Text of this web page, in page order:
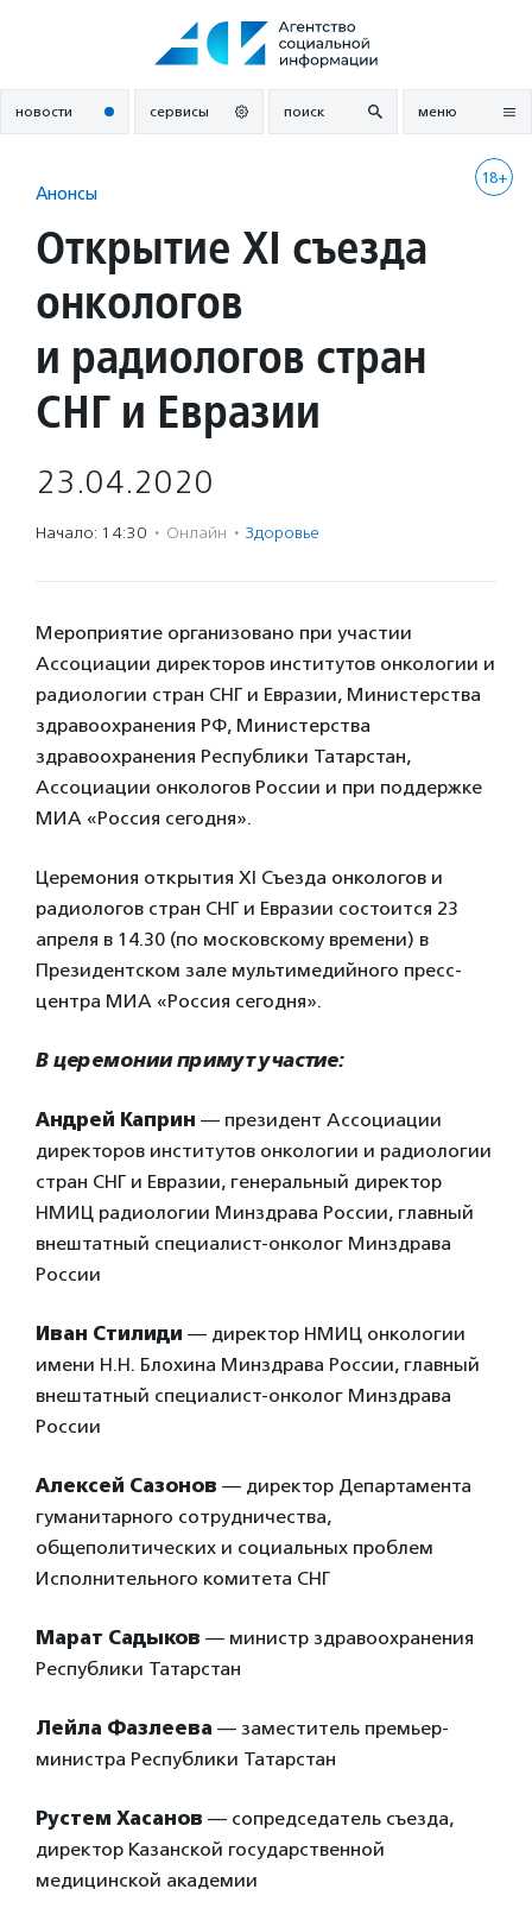
новости сервисы поиск меню
18+
Анонсы
Открытие XI съезда
онкологов
и радиологов стран
СНГ и Евразии
23.04.2020
Начало: 14:30 · Онлайн · Здоровье
Мероприятие организовано при участии
Ассоциации директоров институтов онкологии и
радиологии стран СНГ и Евразии, Министерства
здравоохранения РФ, Министерства
здравоохранения Республики Татарстан,
Ассоциации онкологов России и при поддержке
МИА «Россия сегодня».
Церемония открытия XI Съезда онкологов и
радиологов стран СНГ и Евразии состоится 23
апреля в 14.30 (по московскому времени) в
Президентском зале мультимедийного пресс-
центра МИА «Россия сегодня».
В церемонии примут участие:
Андрей Каприн — президент Ассоциации
директоров институтов онкологии и радиологии
стран СНГ и Евразии, генеральный директор
НМИЦ радиологии Минздрава России, главный
внештатный специалист-онколог Минздрава
России
Иван Стилиди — директор НМИЦ онкологии
имени Н.Н. Блохина Минздрава России, главный
внештатный специалист-онколог Минздрава
России
Алексей Сазонов — директор Департамента
гуманитарного сотрудничества,
общеполитических и социальных проблем
Исполнительного комитета СНГ
Марат Садыков — министр здравоохранения
Республики Татарстан
Лейла Фазлеева — заместитель премьер-
министра Республики Татарстан
Рустем Хасанов — сопредседатель съезда,
директор Казанской государственной
медицинской академии